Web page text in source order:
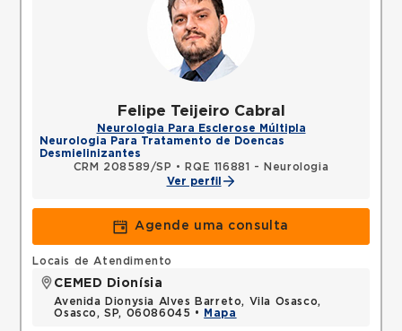
Felipe Teijeiro Cabral
Neurologia Para Esclerose Múltipla
Neurologia Para Tratamento de Doencas
Desmielinizantes
CRM 208589/SP •
RQE 116881 - Neurologia
Ver perfil
Agende uma consulta
Locais de Atendimento
CEMED Dionísia
Avenida Dionysia Alves Barreto, Vila Osasco,
Osasco, SP, 06086045 •
Mapa